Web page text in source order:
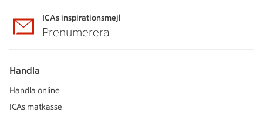
ICAs inspirationsmejl
Prenumerera
Handla
Handla online
ICAs matkasse